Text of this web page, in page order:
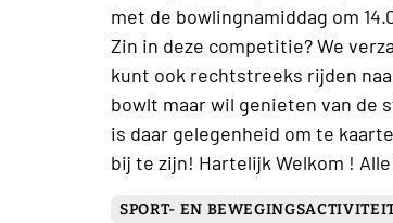
met de bowlingnamiddag om
Zin in deze competitie? We
kunt ook rechtstreeks rijden
bowlt maar wil genieten van de
is daar gelegenheid om te
bij te zijn! Hartelijk Welkom !
SPORT- EN